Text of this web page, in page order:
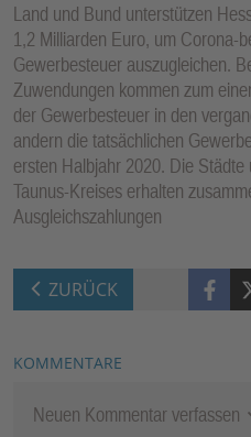
Land und Bund unterstützen
1,2 Milliarden Euro, um Corona-
Gewerbesteuer auszugleichen.
Zuwendungen kommen zum
der Gewerbesteuer in den
andern die tatsächlichen
ersten Halbjahr 2020. Die
Taunus-Kreises erhalten
Ausgleichszahlungen
ZURÜCK
KOMMENTARE
Neuen Kommentar verfassen